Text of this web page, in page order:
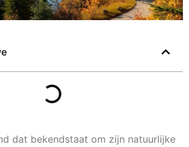
dat bekendstaat om zijn natuurlijke